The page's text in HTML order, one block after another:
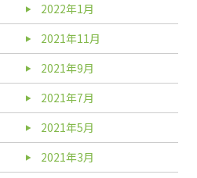
2022年1月
2021年11月
2021年9月
2021年7月
2021年5月
2021年3月